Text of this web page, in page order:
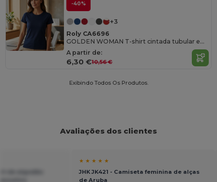
-40%
+3
Roly CA6696
GOLDEN WOMAN T-shirt cintada tubular em algodão orgânico
A partir de:
6,30 €10,56 €
Exibindo Todos Os Produtos.
Avaliações dos clientes
★ ★ ★ ★ ★
JHK JK421 - Camiseta feminina de alças
de Aruba